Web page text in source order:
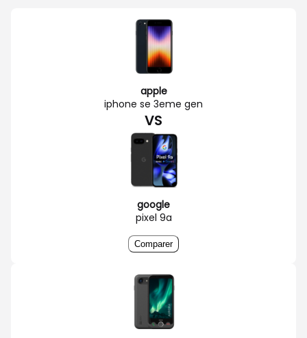
apple
iphone se 3eme gen
VS
google
pixel 9a
Comparer